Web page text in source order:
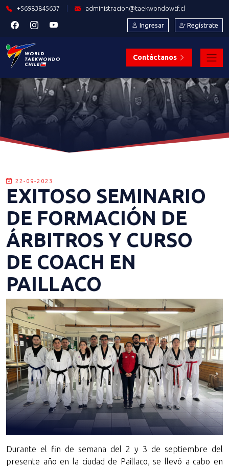
22-09-2023
EXITOSO SEMINARIO
DE FORMACIÓN DE
ÁRBITROS Y CURSO
DE COACH EN
PAILLACO
Durante el fin de semana del 2 y 3 de septiembre del
presente año en la ciudad de Paillaco, se llevó a cabo en
+56983845637 administracion@taekwondowtf.cl
Ingresar Regístrate
Contáctanos